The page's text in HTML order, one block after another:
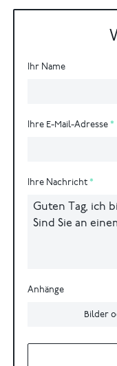
Ihr Name
Ihre E-Mail-Adresse
Ihre Nachricht
Anhänge
Bilder